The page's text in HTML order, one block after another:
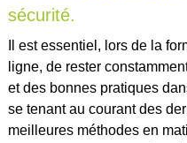
sécurité.
Il est essentiel, lors de la
ligne, de rester
et des bonnes pratiques
se tenant au courant des
meilleures méthodes en